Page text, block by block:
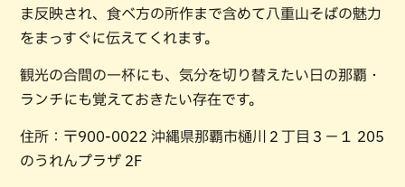
ま反映され、食べ方の所作まで含めて八重山そばの魅力
をまっすぐに伝えてくれます。
観光の合間の一杯にも、気分を切り替えたい日の那覇・
ランチにも覚えておきたい存在です。
住所：〒900-0022 沖縄県那覇市樋川２丁目３−１ 205
のうれんプラザ 2F